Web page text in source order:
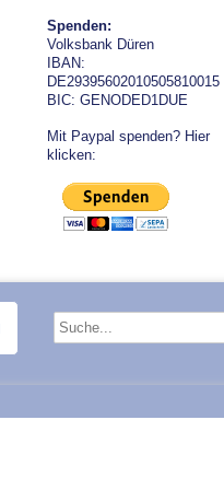
Spenden:
Volksbank Düren
IBAN:
DE29395602010505810015
BIC: GENODED1DUE
Mit Paypal spenden? Hier
klicken: